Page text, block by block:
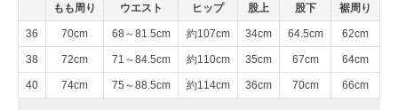
た目はすっきりとした印象に。
内側の紐でウエスト調整ができるため、お好みの丈感やシル
エットで着用いただけます。
シンプルな半袖シャツやカットソーをインした、クリーンな
スタイリングがおすすめです。
もも周り ウエスト ヒップ 股上 股下 裾周り
36 70cm 68～81.5cm 約107cm 34cm 64.5cm 62cm
38 72cm 71～84.5cm 約110cm 35cm 67cm 64cm
40 74cm 75～88.5cm 約114cm 36cm 70cm 66cm